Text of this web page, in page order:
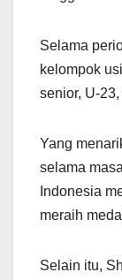
Selama
kelompok
senior, U-
Yang
selama
Indonesia
meraih
Selain itu,